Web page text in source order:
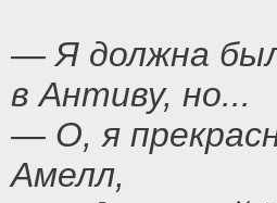
— Я должна
в Антиву, но...
— О, я
Амелл,